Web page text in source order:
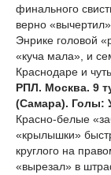
финального
верно
Энрике головой
«куча мала», и
Краснодаре и
РПЛ. Москва. 9
(Самара). Голы:
Красно-белые
«крылышки»
круглого на
«вырезал» в